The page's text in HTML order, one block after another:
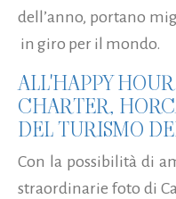
dell’anno, portano
in giro per il mondo.
ALL'HAPPY
CHARTER,
DEL TURISMO
Con la possibilità di
straordinarie foto di